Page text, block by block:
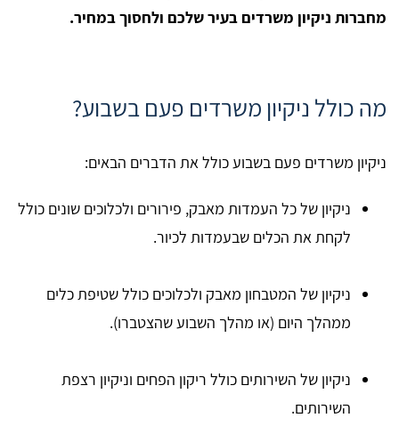
מחברות ניקיון משרדים בעיר שלכם ולחסוך במחיר.
מה כולל ניקיון משרדים פעם בשבוע?
ניקיון משרדים פעם בשבוע כולל את הדברים הבאים:
ניקיון של כל העמדות מאבק, פירורים ולכלוכים שונים כולל
לקחת את הכלים שבעמדות לכיור.
ניקיון של המטבחון מאבק ולכלוכים כולל שטיפת כלים
ממהלך היום (או מהלך השבוע שהצטברו).
ניקיון של השירותים כולל ריקון הפחים וניקיון רצפת
השירותים.